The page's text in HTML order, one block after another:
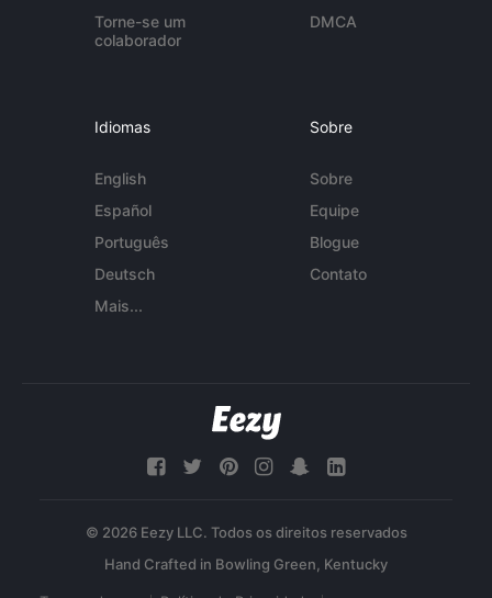
Torne-se um
colaborador
DMCA
Idiomas
English
Español
Português
Deutsch
Mais...
Sobre
Sobre
Equipe
Blogue
Contato
© 2026 Eezy LLC. Todos os direitos reservados